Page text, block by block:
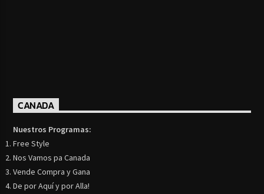
CANADA
Nuestros Programas:
Free Style
Nos Vamos pa Canada
Vende Compra y Gana
De por Aquí y por Alla!